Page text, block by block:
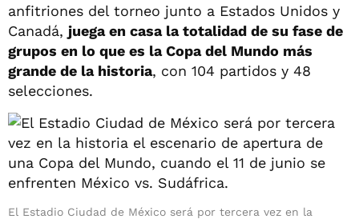
anfitriones del torneo junto a Estados Unidos y
Canadá, juega en casa la totalidad de su fase de
grupos en lo que es la Copa del Mundo más
grande de la historia, con 104 partidos y 48
selecciones.
El Estadio Ciudad de México será por tercera vez en la